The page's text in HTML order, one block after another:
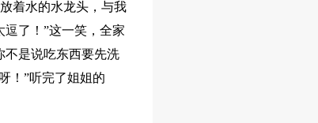
着水的水龙头，与我
了！”这一笑，全家
不是说吃东西要先洗
！”听完了姐姐的